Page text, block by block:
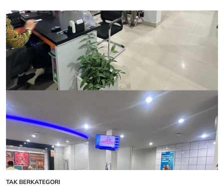
Ajak
Masjid
Seluruh
Indonesia
Gelar
Doa
Qunut
Nazilah
Dunia
Islam
POSTED
TAK BERKATEGORI